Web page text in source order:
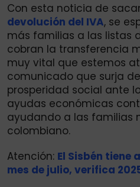
Con esta noticia de
devolución del IVA, se
más familias a las listas
cobran la transferencia
muy vital que estemos
comunicado que surja
prosperidad social ante
ayudas económicas
ayudando a las familias
colombiano.
Atención: El Sisbén tiene
mes de julio, verifica